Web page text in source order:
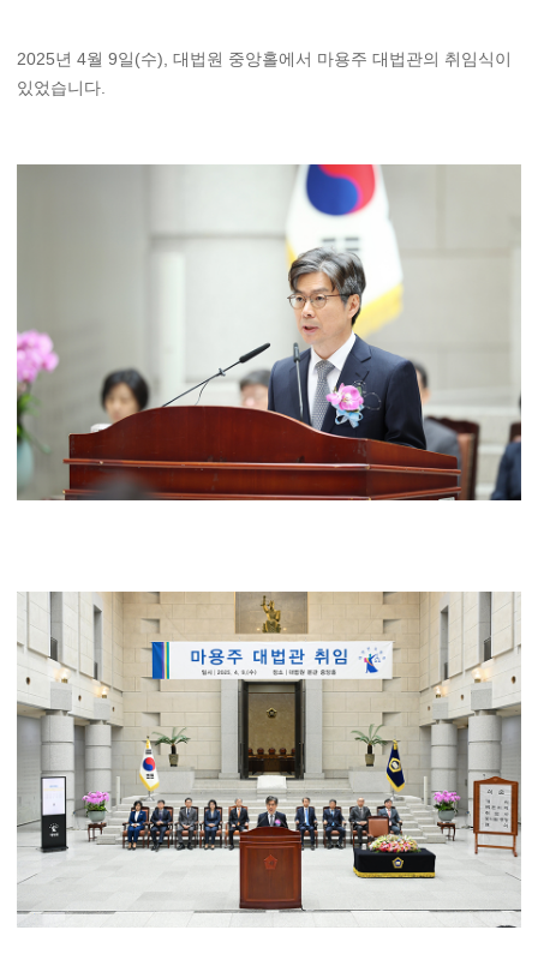
2025년 4월 9일(수), 대법원 중앙홀에서 마용주 대법관의 취임식이
있었습니다.